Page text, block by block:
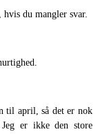
du mangler svar.
til april, så det er nok
er ikke den store